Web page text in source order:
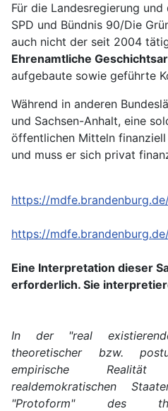
Für die Landesregierung
SPD und Bündnis 90/Die
auch nicht der seit 2004
Ehrenamtliche
aufgebaute sowie geführte
Während in anderen
und Sachsen-Anhalt, eine
öffentlichen Mitteln
und muss er sich privat
https://
https://
Eine Interpretation dieser
erforderlich. Sie
In der "real
theoretischer bzw.
empirische
realdemokratischen
"Protoform" des